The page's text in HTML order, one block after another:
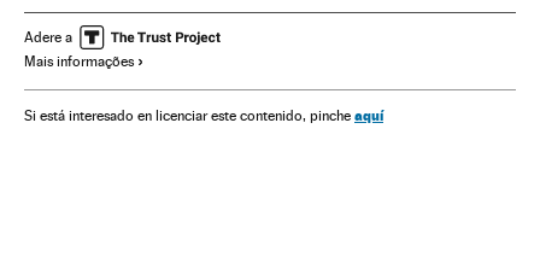
Cultura Sociedade
Adere a
Mais informações
Si está interesado en licenciar este contenido, pinche aquí